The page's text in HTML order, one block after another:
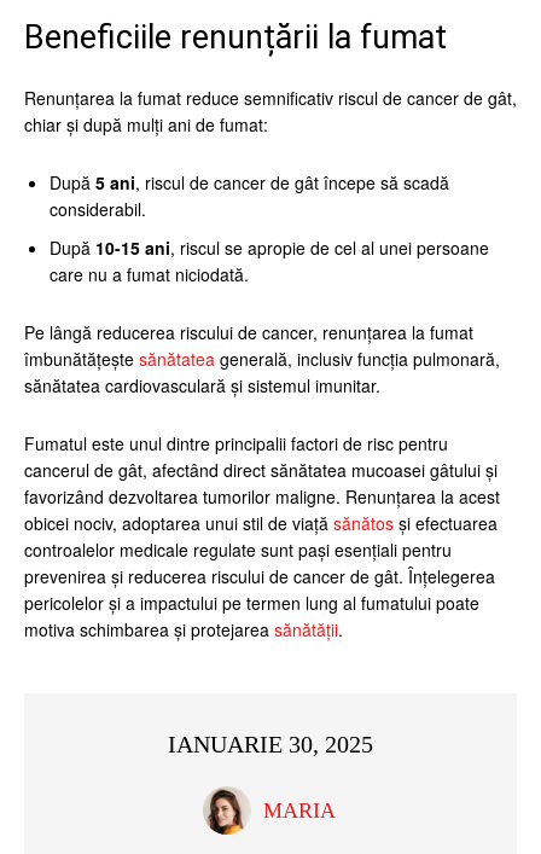
Beneficiile renunțării la fumat
Renunțarea la fumat reduce semnificativ riscul de cancer de gât,
chiar și după mulți ani de fumat:
După 5 ani, riscul de cancer de gât începe să scadă
considerabil.
După 10-15 ani, riscul se apropie de cel al unei persoane
care nu a fumat niciodată.
Pe lângă reducerea riscului de cancer, renunțarea la fumat
îmbunătățește sănătatea generală, inclusiv funcția pulmonară,
sănătatea cardiovasculară și sistemul imunitar.
Fumatul este unul dintre principalii factori de risc pentru
cancerul de gât, afectând direct sănătatea mucoasei gâtului și
favorizând dezvoltarea tumorilor maligne. Renunțarea la acest
obicei nociv, adoptarea unui stil de viață sănătos și efectuarea
controalelor medicale regulate sunt pași esențiali pentru
prevenirea și reducerea riscului de cancer de gât. Înțelegerea
pericolelor și a impactului pe termen lung al fumatului poate
motiva schimbarea și protejarea sănătății.
IANUARIE 30, 2025
MARIA